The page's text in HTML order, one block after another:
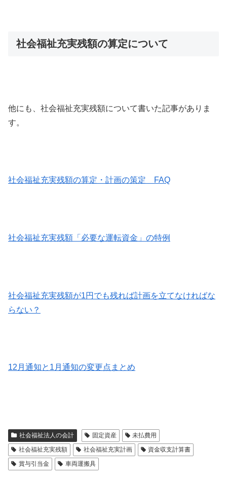
社会福祉充実残額の算定について
他にも、社会福祉充実残額について書いた記事がありま
す。
社会福祉充実残額の算定・計画の策定 FAQ
社会福祉充実残額「必要な運転資金」の特例
社会福祉充実残額が1円でも残れば計画を立てなければな
らない？
12月通知と1月通知の変更点まとめ
社会福祉法人の会計 固定資産
未払費用
社会福祉充実残額
社会福祉充実計画
資金収支計算書
賞与引当金
車両運搬具